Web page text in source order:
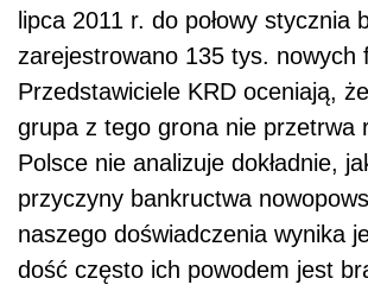
lipca 2011 r. do połowy stycznia
zarejestrowano 135 tys. nowych
Przedstawiciele KRD oceniają,
grupa z tego grona nie przetrwa
Polsce nie analizuje dokładnie,
przyczyny bankructwa
naszego doświadczenia wynika
dość często ich powodem jest